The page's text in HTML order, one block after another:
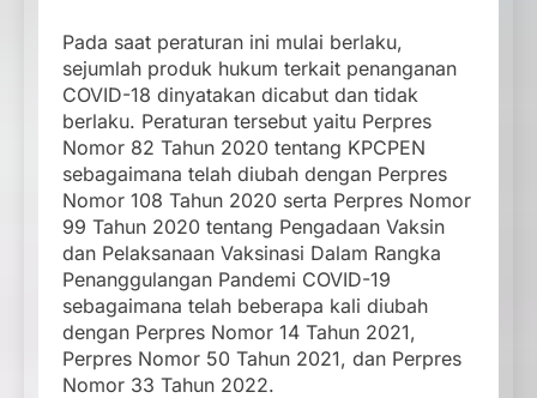
Pada saat peraturan ini mulai berlaku,
sejumlah produk hukum terkait penanganan
COVID-18 dinyatakan dicabut dan tidak
berlaku. Peraturan tersebut yaitu Perpres
Nomor 82 Tahun 2020 tentang KPCPEN
sebagaimana telah diubah dengan Perpres
Nomor 108 Tahun 2020 serta Perpres Nomor
99 Tahun 2020 tentang Pengadaan Vaksin
dan Pelaksanaan Vaksinasi Dalam Rangka
Penanggulangan Pandemi COVID-19
sebagaimana telah beberapa kali diubah
dengan Perpres Nomor 14 Tahun 2021,
Perpres Nomor 50 Tahun 2021, dan Perpres
Nomor 33 Tahun 2022.